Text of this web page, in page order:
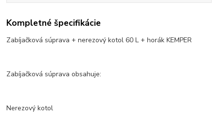
Kompletné špecifikácie
Zabíjačková súprava + nerezový kotol 60 L + horák KEMPER
Zabíjačková súprava obsahuje:
Nerezový kotol